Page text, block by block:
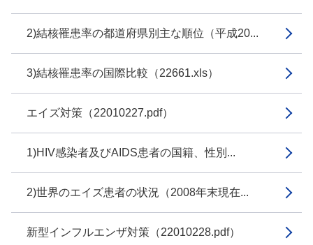
2)結核罹患率の都道府県別主な順位（平成20...
3)結核罹患率の国際比較（22661.xls）
エイズ対策（22010227.pdf）
1)HIV感染者及びAIDS患者の国籍、性別...
2)世界のエイズ患者の状況（2008年末現在...
新型インフルエンザ対策（22010228.pdf）